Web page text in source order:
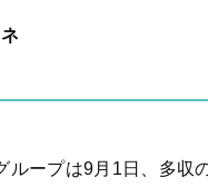
ープは9月1日、多収